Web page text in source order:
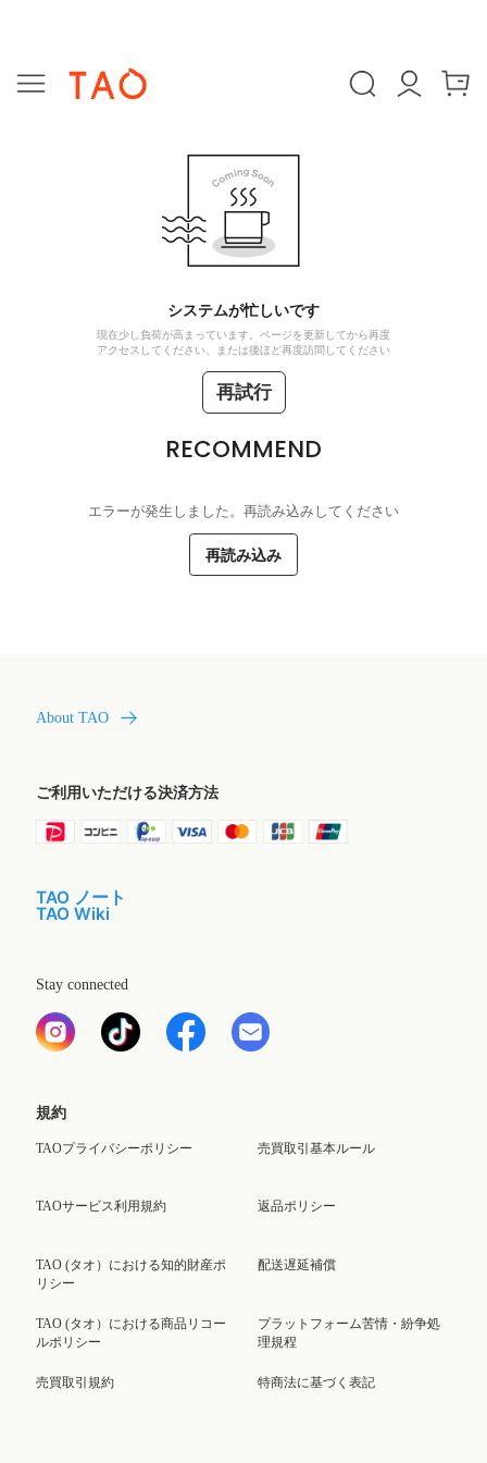
システムが忙しいです
現在少し負荷が高まっています。ページを更新してから再度
アクセスしてください、または後ほど再度訪問してください
再試行
RECOMMEND
エラーが発生しました。再読み込みしてください
再読み込み
About TAO
ご利用いただける決済方法
TAO ノート
TAO Wiki
Stay connected
規約
TAOプライバシーポリシー
TAOサービス利用規約
TAO (タオ）における知的財産ポ
リシー
TAO (タオ）における商品リコー
ルポリシー
売買取引規約
売買取引基本ルール
返品ポリシー
配送遅延補償
プラットフォーム苦情・紛争処
理規程
特商法に基づく表記